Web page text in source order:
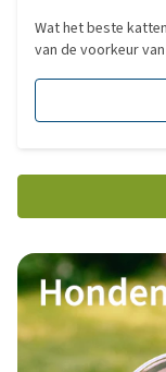
Wat het beste
van de voorkeur
door de bomen
we een overzicht